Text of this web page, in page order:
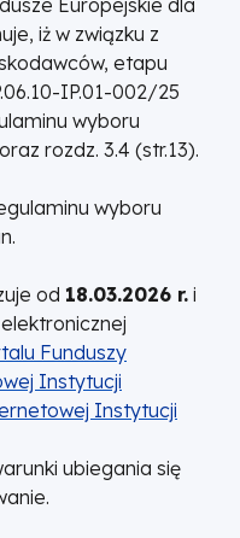
iż w związku z
etapu
IP.01-002/25
wyboru
rozdz. 3.4 (str.13).
wyboru
od 18.03.2026 r. i
Funduszy
Instytucji
Instytucji
ubiegania się